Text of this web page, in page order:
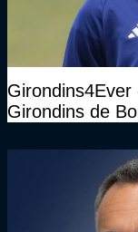
Girondins de